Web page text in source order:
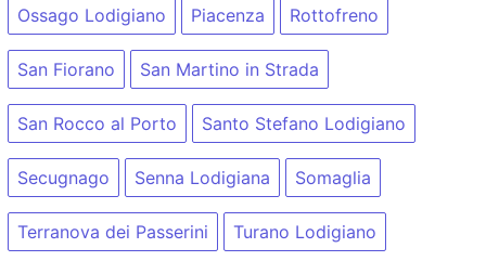
Ossago Lodigiano Piacenza Rottofreno
San Fiorano San Martino in Strada
San Rocco al Porto Santo Stefano Lodigiano
Secugnago Senna Lodigiana Somaglia
Terranova dei Passerini Turano Lodigiano